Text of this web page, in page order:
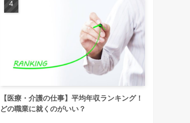
【医療・介護の仕事】平均年収ランキング！
どの職業に就くのがいい？